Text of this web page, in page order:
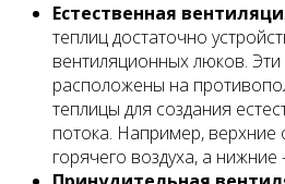
Естественная
теплиц достаточно
вентиляционных люков.
расположены на
теплицы для создания
потока. Например, верхние
горячего воздуха, а нижние